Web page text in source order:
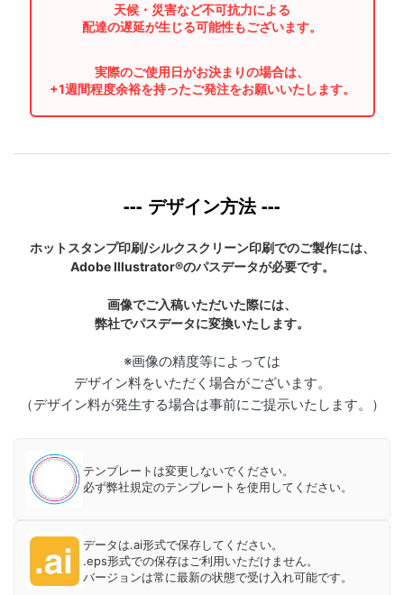
天候・災害など不可抗力による
配達の遅延が生じる可能性もございます。
実際のご使用日がお決まりの場合は、
+1週間程度余裕を持ったご発注をお願いいたします。
--- デザイン方法 ---
ホットスタンプ印刷/シルクスクリーン印刷でのご製作には、
Adobe Illustrator®のパスデータが必要です。
画像でご入稿いただいた際には、
弊社でパスデータに変換いたします。
※画像の精度等によっては
デザイン料をいただく場合がございます。
（デザイン料が発生する場合は事前にご提示いたします。）
テンプレートは変更しないでください。
必ず弊社規定のテンプレートを使用してください。
データは.ai形式で保存してください。
.eps形式での保存はご利用いただけません。
バージョンは常に最新の状態で受け入れ可能です。